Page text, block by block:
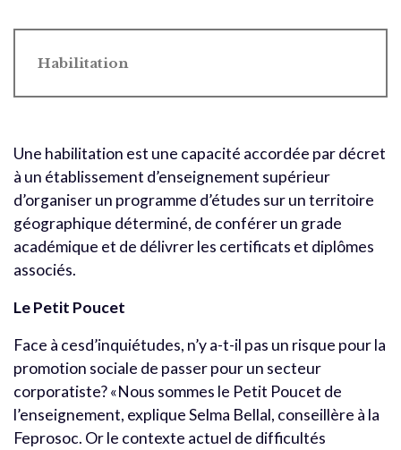
Habilitation
Une habilitation est une capacité accordée par décret
à un établissement d’enseignement supérieur
d’organiser un programme d’études sur un territoire
géographique déterminé, de conférer un grade
académique et de délivrer les certificats et diplômes
associés.
Le Petit Poucet
Face à cesd’inquiétudes, n’y a-t-il pas un risque pour la
promotion sociale de passer pour un secteur
corporatiste? «Nous sommes le Petit Poucet de
l’enseignement, explique Selma Bellal, conseillère à la
Feprosoc. Or le contexte actuel de difficultés